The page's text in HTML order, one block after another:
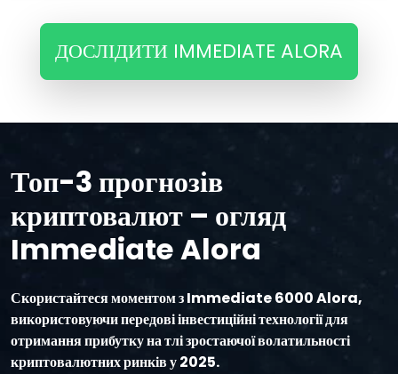
ДОСЛІДИТИ IMMEDIATE ALORA
Топ-3 прогнозів
криптовалют – огляд
Immediate Alora
Скористайтеся моментом з Immediate 6000 Alora,
використовуючи передові інвестиційні технології для
отримання прибутку на тлі зростаючої волатильності
криптовалютних ринків у 2025.